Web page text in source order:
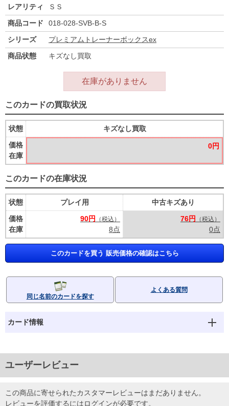
レアリティ
ＳＳ
商品コード
018-028-SVB-B-S
シリーズ
プレミアムトレーナーボックスex
商品状態
キズなし買取
在庫がありません
このカードの買取状況
状態
価格
在庫
キズなし買取
0円
このカードの在庫状況
状態
価格
在庫
プレイ用
90円
（税込）
8点
中古キズあり
76円
（税込）
0点
このカードを買う 販売価格の確認はこちら
同じ名前のカードを探す
よくある質問
カード情報
ユーザーレビュー
この商品に寄せられたカスタマーレビューはまだありません。
レビューを評価するにはログインが必要です。